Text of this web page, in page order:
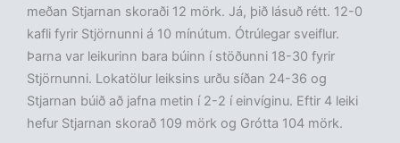
meðan Stjarnan skoraði 12 mörk. Já, þið lásuð rétt. 12-0
kafli fyrir Stjörnunni á 10 mínútum. Ótrúlegar sveiflur.
Þarna var leikurinn bara búinn í stöðunni 18-30 fyrir
Stjörnunni. Lokatölur leiksins urðu síðan 24-36 og
Stjarnan búið að jafna metin í 2-2 í einvíginu. Eftir 4 leiki
hefur Stjarnan skorað 109 mörk og Grótta 104 mörk.